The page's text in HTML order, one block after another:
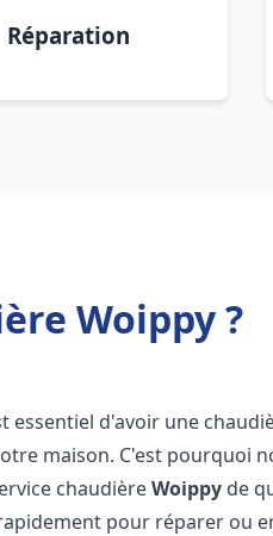
Réparation
Woippy ?
essentiel d'avoir une
maison. C'est pourquoi
chaudièreWoippy de
pour réparer ou